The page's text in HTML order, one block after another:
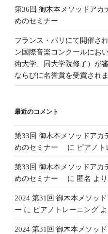
第36回 御木本メソッドアカ
めのセミナー
フランス・パリにて開催さ
ン国際音楽コンクールにお
術大学、同大学院修了）が
ならびに名誉賞を受賞されま
最近のコメント
第33回 御木本メソッドアカ
めのセミナー
に ピアノト
第33回 御木本メソッドアカ
めのセミナー
に 匿名 より
2024 第31回 御木本メソッ
ー に ピアノトレーニング
2024 第31回 御木本メソッ